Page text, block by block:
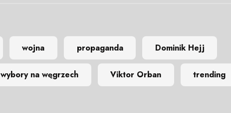
wojna propaganda Dominik Hejj
wybory na węgrzech Viktor Orban trending